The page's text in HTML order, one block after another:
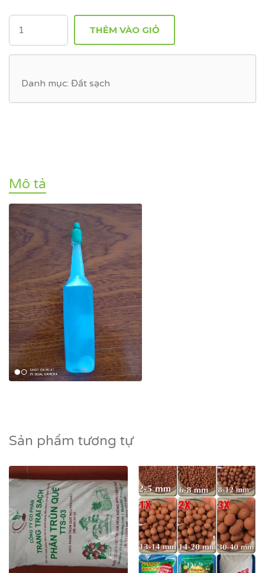
SỐ
LƯỢNG
THÊM VÀO GIỎ
Danh mục: Đất sạch
Mô tả
Sản phẩm tương tự